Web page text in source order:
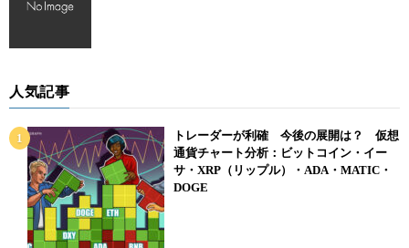
人気記事
トレーダーが利確 今後の展開は？ 仮想
通貨チャート分析：ビットコイン・イー
サ・XRP（リップル）・ADA・MATIC・
DOGE